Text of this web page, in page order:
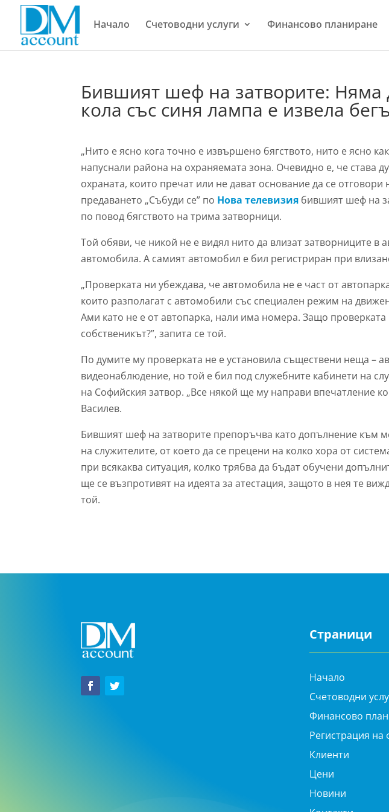
Начало Счетоводни услуги Финансово планиране
Бившият шеф на затворите: Няма
кола със синя лампа е извела
„Нито е ясно кога точно е извършено бягството, нито е ясно
напуснали района на охраняемата зона. Очевидно е, че става
охраната, които пречат или не дават основание да се отговори
предаването „Събуди се” по Нова телевизия бившият шеф на
по повод бягството на трима затворници.
Той обяви, че никой не е видял нито да влизат затворниците в
автомобила. А самият автомобил е бил регистриран при
„Проверката ни убеждава, че автомобила не е част от
които разполагат с автомобили със специален режим на
Ами като не е от автопарка, нали има номера. Защо проверката
собственикът?”, запита се той.
По думите му проверката не е установила съществени неща –
видеонаблюдение, но той е бил под служебните кабинети на
на Софийския затвор. „Все някой ще му направи впечатление
Василев.
Бившият шеф на затворите препоръчва като допълнение към
на служителите, от което да се прецени на колко хора от
при всякаква ситуация, колко трябва да бъдат обучени
ще се възпротивят на идеята за атестация, защото в нея те
той.
Страници
Начало
Счетоводни
Финансово
Регистрация
Клиенти
Цени
Новини